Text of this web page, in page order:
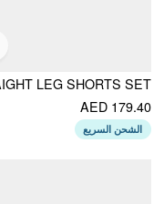
AED 179.40
الشحن السريع